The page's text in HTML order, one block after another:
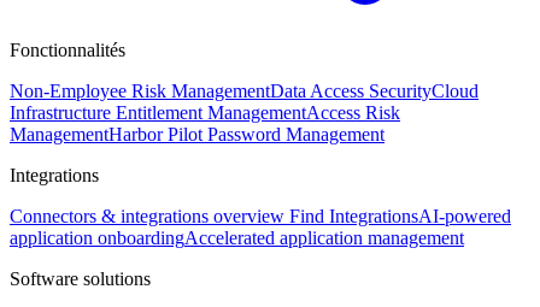
Fonctionnalités
Non-Employee Risk ManagementData Access SecurityCloud
Infrastructure Entitlement ManagementAccess Risk
ManagementHarbor Pilot Password Management
Integrations
Connectors & integrations overview Find IntegrationsAI-powered
application onboardingAccelerated application management
Software solutions